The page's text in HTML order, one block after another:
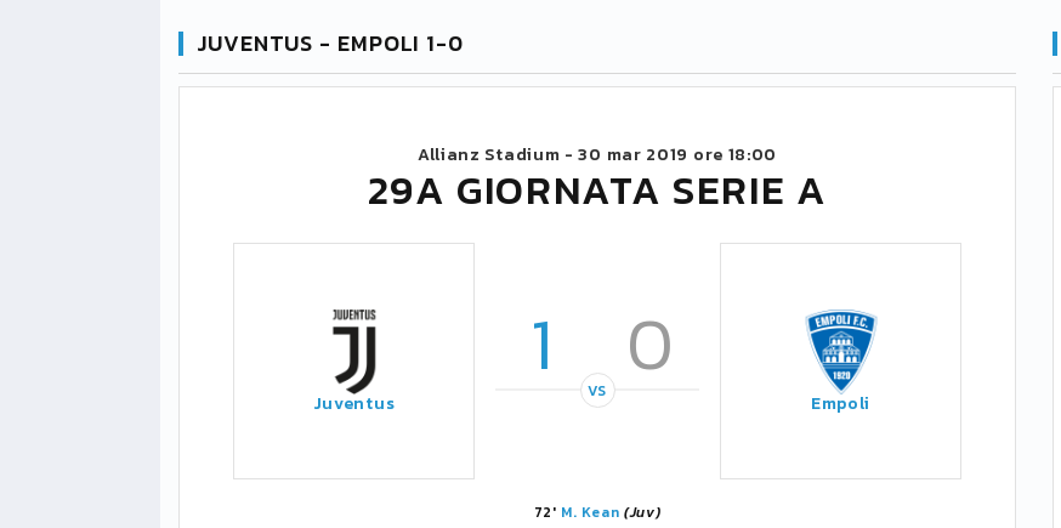
JUVENTUS - EMPOLI 1-0
Allianz Stadium -30 mar 2019 ore 18:00
29A GIORNATA SERIE A
Juventus
1 0
VS Empoli
72' M. Kean (Juv)